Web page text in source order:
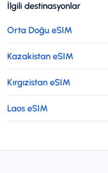
İlgili destinasyonlar
Orta Doğu eSIM
Kazakistan eSIM
Kırgızistan eSIM
Laos eSIM